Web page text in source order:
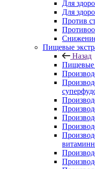
Для
Для
Против
Пищевые
Назад
Пищевые